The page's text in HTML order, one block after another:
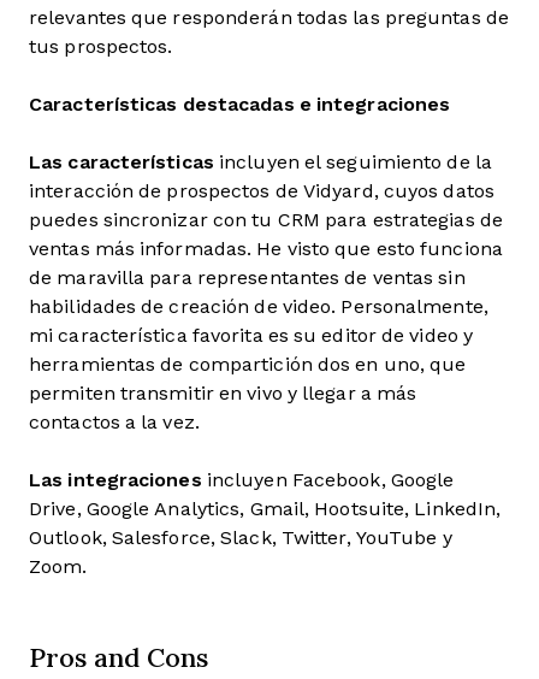
relevantes que responderán todas las preguntas de
tus prospectos.
Características destacadas e integraciones
Las características incluyen el seguimiento de la
interacción de prospectos de Vidyard, cuyos datos
puedes sincronizar con tu CRM para estrategias de
ventas más informadas. He visto que esto funciona
de maravilla para representantes de ventas sin
habilidades de creación de video. Personalmente,
mi característica favorita es su editor de video y
herramientas de compartición dos en uno, que
permiten transmitir en vivo y llegar a más
contactos a la vez.
Las integraciones incluyen Facebook, Google
Drive, Google Analytics, Gmail, Hootsuite, LinkedIn,
Outlook, Salesforce, Slack, Twitter, YouTube y
Zoom.
Pros and Cons